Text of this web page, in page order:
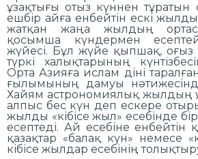
ұзақтығы отыз күннен тұратын
ешбір айға енбейтін ескі
жатқан жаңа жылдың
қосымша күндермен
жүйесі. Бұл жүйе қыпшақ, оғыз
түркі халықтарының
Орта Азияға ислам діні
ғылымының дамуы
Хайям астрономиялық жылдың
алпыс бес күн деп ескере
жылды «кібісе жыл» есебінде
есептеді. Ай есебіне енбейтін
қазақтар «балақ күн» немесе
кібісе жылдар есебінің